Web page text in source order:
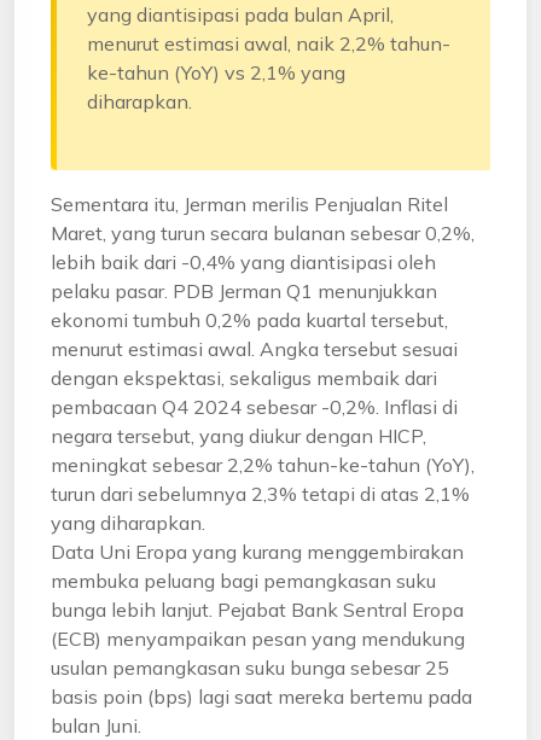
yang diantisipasi pada bulan April,
menurut estimasi awal, naik 2,2% tahun-
ke-tahun (YoY) vs 2,1% yang
diharapkan.
Sementara itu, Jerman merilis Penjualan Ritel
Maret, yang turun secara bulanan sebesar 0,2%,
lebih baik dari -0,4% yang diantisipasi oleh
pelaku pasar. PDB Jerman Q1 menunjukkan
ekonomi tumbuh 0,2% pada kuartal tersebut,
menurut estimasi awal. Angka tersebut sesuai
dengan ekspektasi, sekaligus membaik dari
pembacaan Q4 2024 sebesar -0,2%. Inflasi di
negara tersebut, yang diukur dengan HICP,
meningkat sebesar 2,2% tahun-ke-tahun (YoY),
turun dari sebelumnya 2,3% tetapi di atas 2,1%
yang diharapkan.
Data Uni Eropa yang kurang menggembirakan
membuka peluang bagi pemangkasan suku
bunga lebih lanjut. Pejabat Bank Sentral Eropa
(ECB) menyampaikan pesan yang mendukung
usulan pemangkasan suku bunga sebesar 25
basis poin (bps) lagi saat mereka bertemu pada
bulan Juni.